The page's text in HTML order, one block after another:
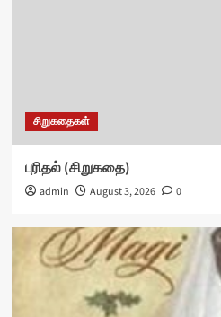
சிறுகதைகள்
புரிதல் (சிறுகதை)
admin August 3, 2026 0